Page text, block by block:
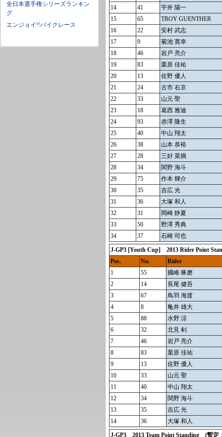
全日本選手権シリーズランキン
グ
エンジョイ!!バイクレース
14
41
宇井 陽一
15
65
TROY GUENTHER
16
22
安村 武志
17
9
菊池 寛幸
18
46
岩戸 亮介
19
83
栗原 佳祐
20
13
佐野 優人
21
24
古市 右京
22
33
山元 聖
23
18
葛西 雅迪
24
93
赤澤 隆生
25
40
中山 翔太
26
38
山本 恭裕
27
28
三好 菜摘
28
34
関野 海斗
29
75
作本 輝介
30
35
吉広 光
31
36
大塚 和人
32
31
岡崎 静夏
33
50
野澤 秀典
34
37
石崎 司也
J-GP3 [Youth Cup] 2013 Rider Point
Pos.
No.
Rider
1
55
國峰 啄磨
2
14
長尾 健吾
3
67
鳥羽 海渡
4
8
亀井 雄大
5
88
水野 涼
6
32
北見 剣
7
46
岩戸 亮介
8
83
栗原 佳祐
9
13
佐野 優人
10
33
山元 聖
11
40
中山 翔太
12
34
関野 海斗
13
35
吉広 光
14
36
大塚 和人
J-GP3 2013 Team Point Standing (暫定